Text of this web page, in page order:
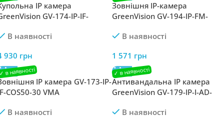
IP камера
GV-174-IP-IF-
В наявності
930 грн
Зовнішня IP-камера
GreenVision GV-194-IP-FM-
В наявності
1 571 грн
IP камера GV-173-IP-
COS50-30 VMA
В наявності
Антивандальна IP камера
GreenVision GV-179-IP-I-AD-
В наявності